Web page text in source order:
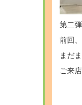
第二
前回
まだ
ご来